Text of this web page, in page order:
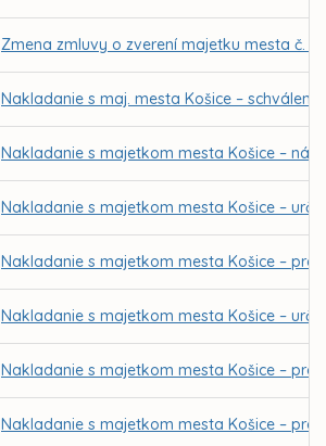
Zmena zmluvy o zverení majetku mesta č.
Nakladanie s maj. mesta Košice –
Nakladanie s majetkom mesta Košice –
Nakladanie s majetkom mesta Košice –
Nakladanie s majetkom mesta Košice –
Nakladanie s majetkom mesta Košice –
Nakladanie s majetkom mesta Košice –
Nakladanie s majetkom mesta Košice –